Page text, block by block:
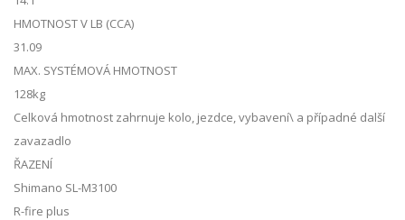
HMOTNOST V LB (CCA)
31.09
MAX. SYSTÉMOVÁ HMOTNOST
128kg
Celková hmotnost zahrnuje kolo, jezdce, vybavení\ a případné další
zavazadlo
ŘAZENÍ
Shimano SL-M3100
R-fire plus